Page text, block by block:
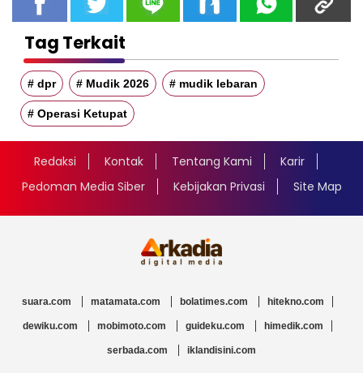
Tag Terkait
# dpr # Mudik 2026 # mudik lebaran
# Operasi Ketupat
Redaksi Kontak Tentang Kami
Karir
Pedoman Media Siber
Kebijakan Privasi Site Map
suara.com matamata.com bolatimes.com hitekno.com
dewiku.com mobimoto.com guideku.com himedik.com
serbada.com iklandisini.com